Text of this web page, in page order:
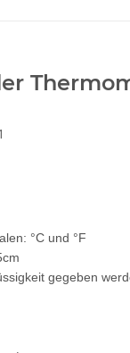
°C und °F
gegeben